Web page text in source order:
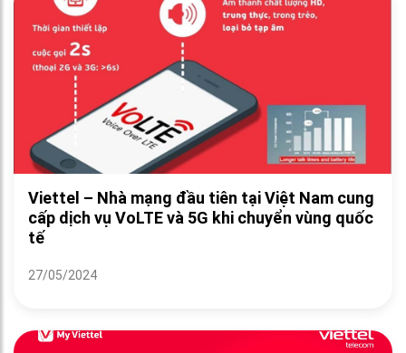
Viettel – Nhà mạng đầu tiên tại Việt Nam cung
cấp dịch vụ VoLTE và 5G khi chuyển vùng quốc
tế
27/05/2024